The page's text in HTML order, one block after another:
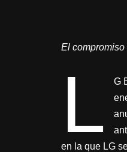
El
L
G
en la que LG